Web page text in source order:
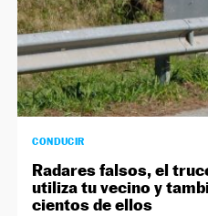
CONDUCIR
Radares falsos, el
utiliza tu vecino y
cientos de ellos